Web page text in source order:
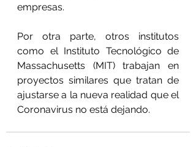
empresas.
Por otra parte, otros institutos
como el Instituto Tecnológico de
Massachusetts (MIT) trabajan en
proyectos similares que tratan de
ajustarse a la nueva realidad que el
Coronavirus no está dejando.